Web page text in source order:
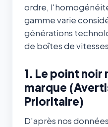
ordre,
gamme varie
générations
de boîtes de
1. Le point noir
marque
Prioritaire)
D'après nos